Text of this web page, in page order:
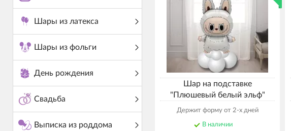
Шары из латекса
Шары из фольги
День рождения
Свадьба
Выписка из роддома
Шар на подставке
"Плюшевый белый эльф"
Держит форму от 2-х дней
В наличии